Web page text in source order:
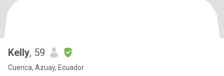
Kelly, 59
Cuenca, Azuay, Ecuador